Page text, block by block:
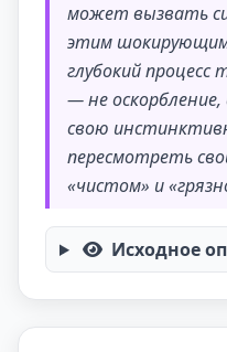
может вызвать
этим
глубокий
— не
свою
пересмотреть
«чистом» и
Исходное